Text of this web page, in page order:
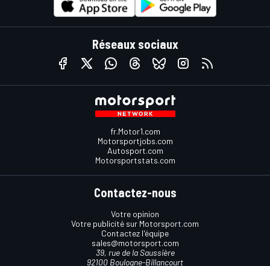
Réseaux sociaux
fr.Motor1.com
Motorsportjobs.com
Autosport.com
Motorsportstats.com
Contactez-nous
Votre opinion
Votre publicité sur Motorsport.com
Contactez l'équipe
sales@motorsport.com
39, rue de la Saussière
92100 Boulogne-Billancourt